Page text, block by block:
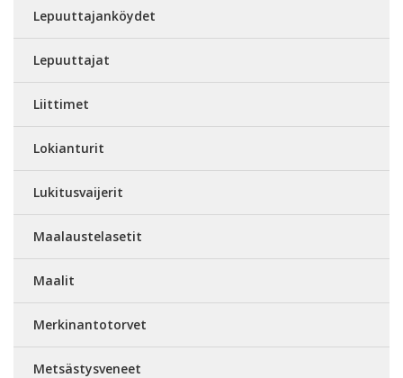
Lepuuttajanköydet
Lepuuttajat
Liittimet
Lokianturit
Lukitusvaijerit
Maalaustelasetit
Maalit
Merkinantotorvet
Metsästysveneet